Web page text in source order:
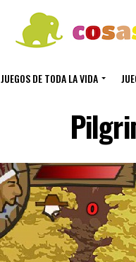
JUEGOS DE TODA LA VIDA